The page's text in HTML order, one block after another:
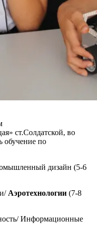
ст.Солдатской, во
обучение по
дизайн (5-6
Аэротехнологии (7-8
Информационные